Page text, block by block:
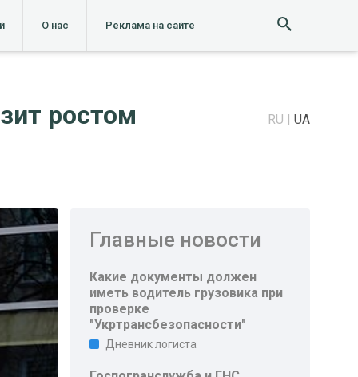
О нас Реклама на сайте
ростом
RU UA
Главные новости
Какие документы должен
иметь водитель грузовика при
проверке
"Укртрансбезопасности"
Дневник логиста